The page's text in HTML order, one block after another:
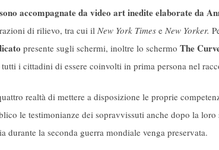
accompagnate da video art inedite elaborate da
di rilievo, tra cui il New York Times e New Yorker.
presente sugli schermi, inoltre lo schermo The
i cittadini di essere coinvolti in prima persona nel
realtà di mettere a disposizione le proprie
le testimonianze dei sopravvissuti anche dopo la loro
durante la seconda guerra mondiale venga preservata.